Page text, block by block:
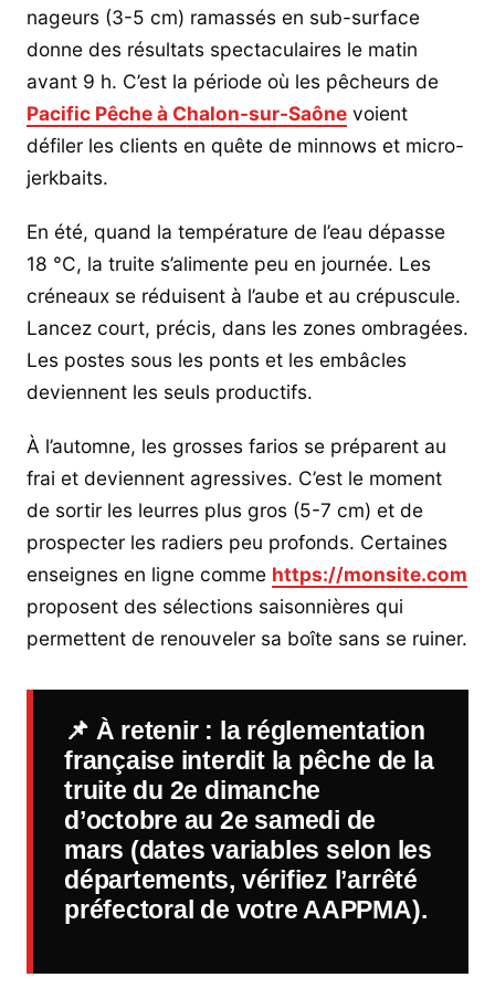
nageurs (3-5 cm) ramassés en sub-surface
donne des résultats spectaculaires le matin
avant 9 h. C’est la période où les pêcheurs de
Pacific Pêche à Chalon-sur-Saône voient
défiler les clients en quête de minnows et micro-
jerkbaits.
En été, quand la température de l’eau dépasse
18 °C, la truite s’alimente peu en journée. Les
créneaux se réduisent à l’aube et au crépuscule.
Lancez court, précis, dans les zones ombragées.
Les postes sous les ponts et les embâcles
deviennent les seuls productifs.
À l’automne, les grosses farios se préparent au
frai et deviennent agressives. C’est le moment
de sortir les leurres plus gros (5-7 cm) et de
prospecter les radiers peu profonds. Certaines
enseignes en ligne comme https://monsite.com
proposent des sélections saisonnières qui
permettent de renouveler sa boîte sans se ruiner.
📌 À retenir: la réglementation
française interdit la pêche de la
truite du 2e dimanche
d’octobre au 2e samedi de
mars (dates variables selon les
départements, vérifiez l’arrêté
préfectoral de votre AAPPMA).